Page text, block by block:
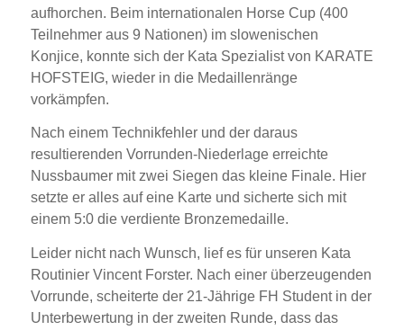
aufhorchen. Beim internationalen Horse Cup (400
Teilnehmer aus 9 Nationen) im slowenischen
Konjice, konnte sich der Kata Spezialist von KARATE
HOFSTEIG, wieder in die Medaillenränge
vorkämpfen.
Nach einem Technikfehler und der daraus
resultierenden Vorrunden-Niederlage erreichte
Nussbaumer mit zwei Siegen das kleine Finale. Hier
setzte er alles auf eine Karte und sicherte sich mit
einem 5:0 die verdiente Bronzemedaille.
Leider nicht nach Wunsch, lief es für unseren Kata
Routinier Vincent Forster. Nach einer überzeugenden
Vorrunde, scheiterte der 21-Jährige FH Student in der
Unterbewertung in der zweiten Runde, dass das